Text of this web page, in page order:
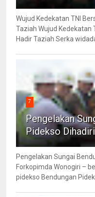
Wujud Kedekatan TNI
Taziah Wujud Kedekatan
Hadir Taziah Serka
7
Pengelakan
Pidekso
Pengelakan Sungai
Forkopimda Wonogiri –
pidekso Bendungan